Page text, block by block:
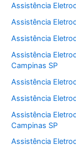
Assistência
Assistência
Assistência
Assistência
Campinas SP
Assistência
Assistência
Assistência
Campinas SP
Assistência